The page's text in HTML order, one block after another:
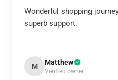
Wonderful shopping
superb support.
M Matthew
Verified owner